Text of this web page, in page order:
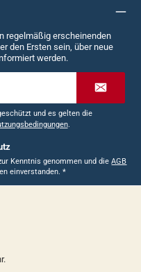
regelmäßig erscheinenden
den Ersten sein, über neue
werden.
und es gelten die
.
Kenntnis genommen und dieAGB
einverstanden. *